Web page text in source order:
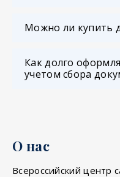
Можно ли купить
Как долго
учетом сбора
О нас
Всероссийский центр